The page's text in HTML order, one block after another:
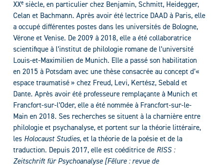
XXesiècle, en particulier chez Benjamin, Schmitt, Heidegger,
Celan et Bachmann. Après avoir été lectrice DAAD à Paris, elle
a occupé différentes postes dans les universités de Bologne,
Vérone et Venise. De 2009 à 2018, elle a été collaboratrice
scientifique à l’institut de philologie romane de l’université
Louis-et-Maximilien de Munich. Elle a passé son habilitation
en 2015 à Potsdam avec une thèse consacrée au concept d’«
espace traumatisé » chez Freud, Levi, Kertész, Sebald et
Dante. Après avoir été professeure remplaçante à Munich et
Francfort-sur-l’Oder, elle a été nommée à Francfort-sur-le-
Main en 2018. Ses recherches se situent à la charnière entre
philologie et psychanalyse, et portent sur la théorie littéraire,
les Holocaust Studies, et la théorie de la poésie et de la
traduction. Depuis 2017, elle est coéditrice de RISS :
Zeitschrift für Psychoanalyse [Fêlure : revue de